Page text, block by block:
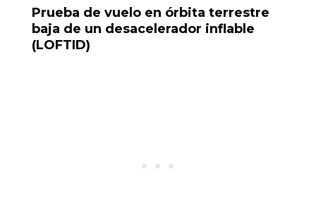
Prueba de vuelo en órbita terrestre
baja de un desacelerador inflable
(LOFTID)